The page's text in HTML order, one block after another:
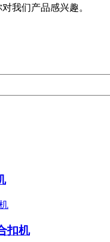
我们产品感兴趣。
扣机